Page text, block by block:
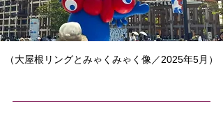
（大屋根リングとみゃくみゃく像／2025年5月）